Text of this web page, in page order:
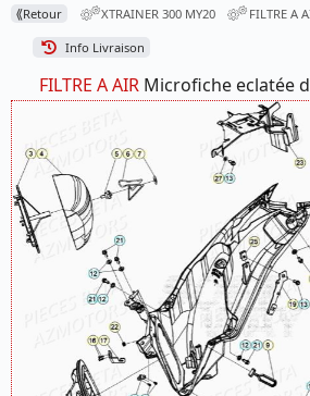
⟪Retour XTRAINER 300 MY20 FILTRE A
Info Livraison
FILTRE A AIR Microfiche eclatée